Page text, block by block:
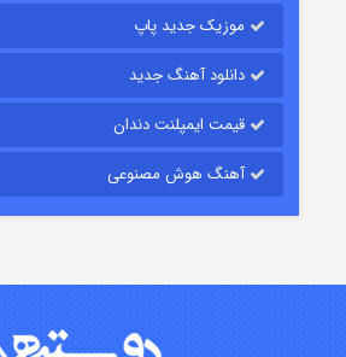
موزیک جدید پاپ
دانلود آهنگ جدید
قیمت ایمپلنت دندان
آهنگ هوش مصنوعی